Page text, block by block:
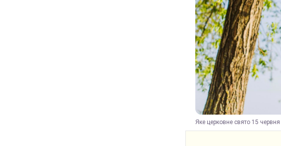
Яке церковне свято 15